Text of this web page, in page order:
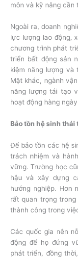
môn và kỹ năng
Ngoài ra, doanh
lực lượng lao động,
chương trình phát
triển bất động sản
kiệm năng lượng và
Mặt khác, ngành
năng lượng tái tạo
hoạt động hàng
Bảo tồn hệ sinh thái
Để bảo tồn các hệ
trách nhiệm và
vững. Trường học
hậu và xây dựng
hướng nghiệp. Hơn
rất quan trọng
thành công trong
Các quốc gia nên
động để họ đứng
phát triển, đồng